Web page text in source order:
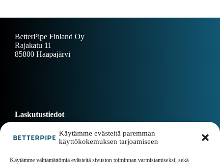
Käytämme evästeitä paremman
käyttökokemuksen tarjoamiseen
Käytämme välttämättömiä evästeitä sivuston toiminnan varmistamiseksi, sekä
BetterPipe Finland Oy
Rajakatu 11
85800 Haapajärvi
Laskutustiedot